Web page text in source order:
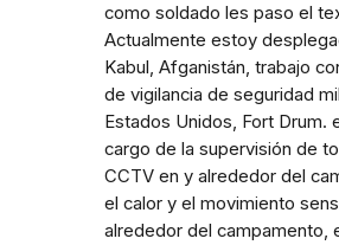
como soldado les paso el
Actualmente estoy
Kabul, Afganistán, trabajo
de vigilancia de seguridad
Estados Unidos, Fort Drum.
cargo de la supervisión de
CCTV en y alrededor del
el calor y el movimiento
alrededor del campamento,